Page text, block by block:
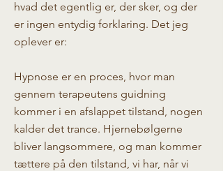
hvad det egentlig er, der sker, og der
er ingen entydig forklaring. Det jeg
oplever er:
Hypnose er en proces, hvor man
gennem terapeutens guidning
kommer i en afslappet tilstand, nogen
kalder det trance. Hjernebølgerne
bliver langsommere, og man kommer
tættere på den tilstand, vi har, når vi